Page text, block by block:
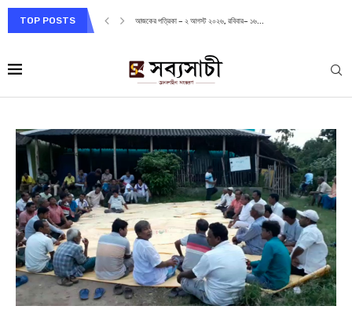
TOP POSTS আজকের পত্রিকা – ২ আগস্ট ২০২৬, রবিবার– ১৬...